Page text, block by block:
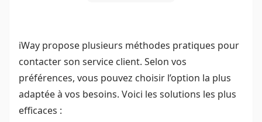
iWay propose plusieurs méthodes pratiques pour
contacter son service client. Selon vos
préférences, vous pouvez choisir l’option la plus
adaptée à vos besoins. Voici les solutions les plus
efficaces :